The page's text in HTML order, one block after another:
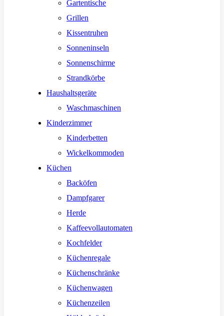
Gartentische
Grillen
Kissentruhen
Sonneninseln
Sonnenschirme
Strandkörbe
Haushaltsgeräte
Waschmaschinen
Kinderzimmer
Kinderbetten
Wickelkommoden
Küchen
Backöfen
Dampfgarer
Herde
Kaffeevollautomaten
Kochfelder
Küchenregale
Küchenschränke
Küchenwagen
Küchenzeilen